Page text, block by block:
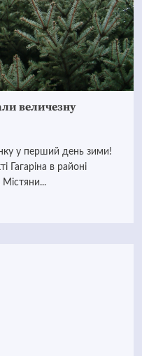
величезну
у перший день зими!
Гагаріна в районі